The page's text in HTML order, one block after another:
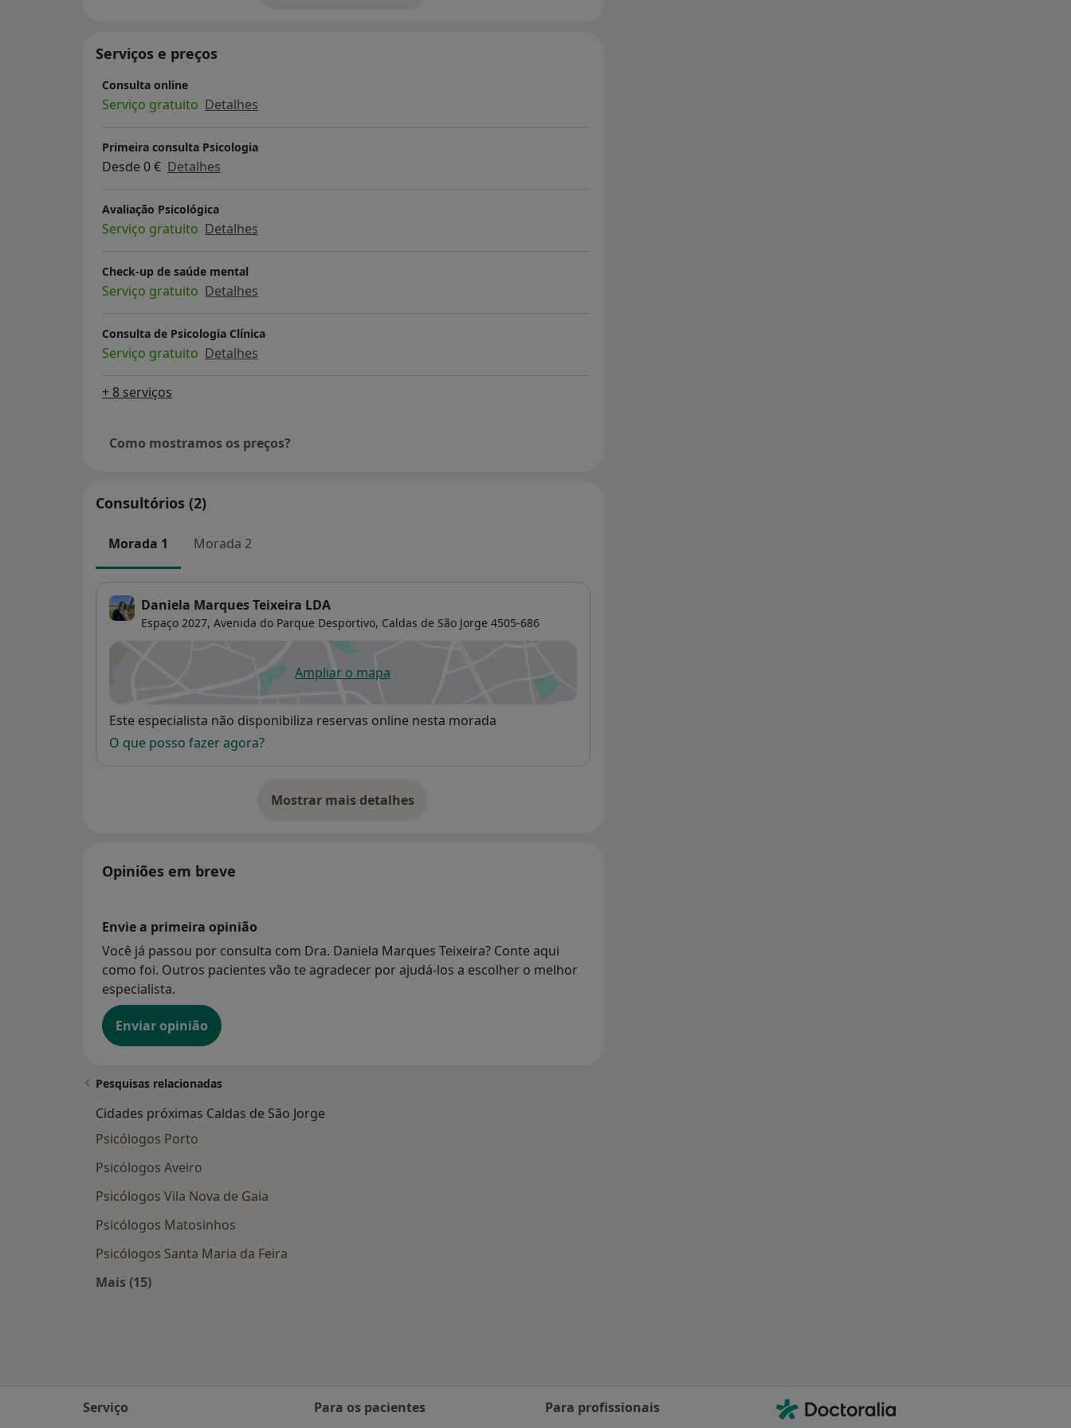
Serviços e preços
Consulta online
Serviço gratuito Detalhes
Primeira consulta Psicologia
Desde 0 € Detalhes
Avaliação Psicológica
Serviço gratuito Detalhes
Check-up de saúde mental
Serviço gratuito Detalhes
Consulta de Psicologia Clínica
Serviço gratuito Detalhes
+ 8 serviços
Como mostramos os preços?
Consultórios (2)
Morada 1 Morada 2
Daniela Marques Teixeira LDA
Espaço 2027, Avenida do Parque Desportivo, Caldas de São Jorge 4505-686
Ampliar o mapaabre num novo separador
Disponibilidade
Este especialista não disponibiliza reservas online nesta morada
O que posso fazer agora?
Mostrar mais detalhes
sobre o endereço
Opiniões em breve
Envie a primeira opinião
Você já passou por consulta com Dra. Daniela Marques Teixeira? Conte aqui
como foi. Outros pacientes vão te agradecer por ajudá-los a escolher o melhor
especialista.
Enviar opinião
Pesquisas relacionadas
Cidades próximas Caldas de São Jorge
Psicólogos Porto
Psicólogos Aveiro
Psicólogos Vila Nova de Gaia
Psicólogos Matosinhos
Psicólogos Santa Maria da Feira
Mais (15)
Serviço Para os pacientes Para profissionais Contacto
Doctoralia - Homepage